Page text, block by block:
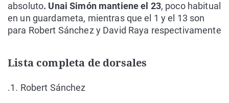
absoluto. Unai Simón mantiene el 23, poco habitual
en un guardameta, mientras que el 1 y el 13 son
para Robert Sánchez y David Raya respectivamente
Lista completa de dorsales
.1. Robert Sánchez